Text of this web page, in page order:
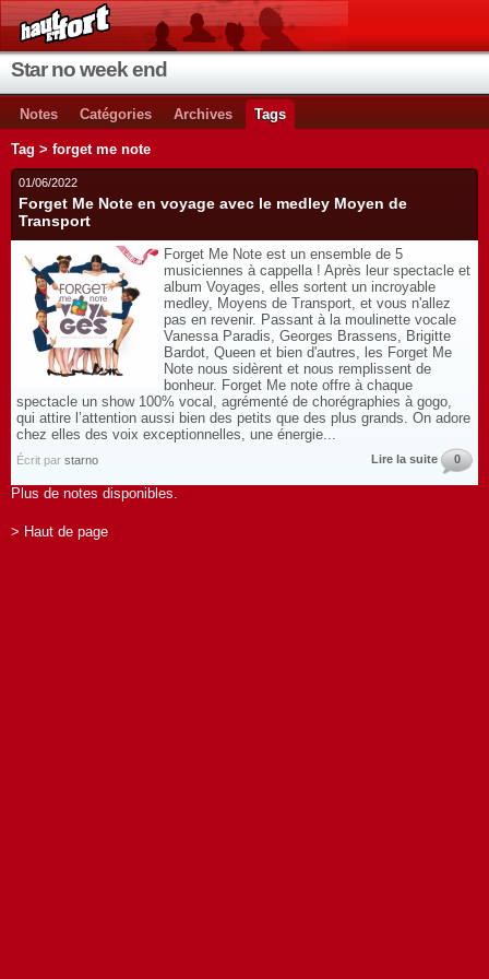
Star no week end
Notes Catégories Archives Tags
Tag > forget me note
01/06/2022
Forget Me Note en voyage avec le medley Moyen de
Transport
Forget Me Note est un ensemble de 5
musiciennes à cappella ! Après leur spectacle et
album Voyages, elles sortent un incroyable
medley, Moyens de Transport, et vous n'allez
pas en revenir. Passant à la moulinette vocale
Vanessa Paradis, Georges Brassens, Brigitte
Bardot, Queen et bien d'autres, les Forget Me
Note nous sidèrent et nous remplissent de
bonheur. Forget Me note offre à chaque
spectacle un show 100% vocal, agrémenté de chorégraphies à gogo,
qui attire l’attention aussi bien des petits que des plus grands. On adore
chez elles des voix exceptionnelles, une énergie...
Écrit par starno Lire la suite 0
Plus de notes disponibles.
> Haut de page